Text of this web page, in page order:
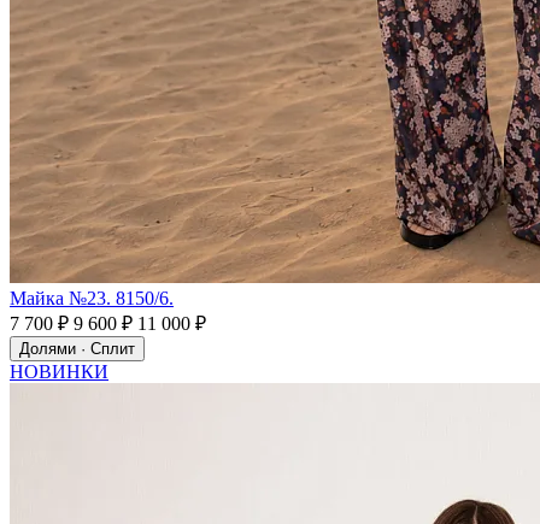
Майка №23. 8150/6.
7 700 ₽ 9 600 ₽ 11 000 ₽
Долями · Сплит
НОВИНКИ